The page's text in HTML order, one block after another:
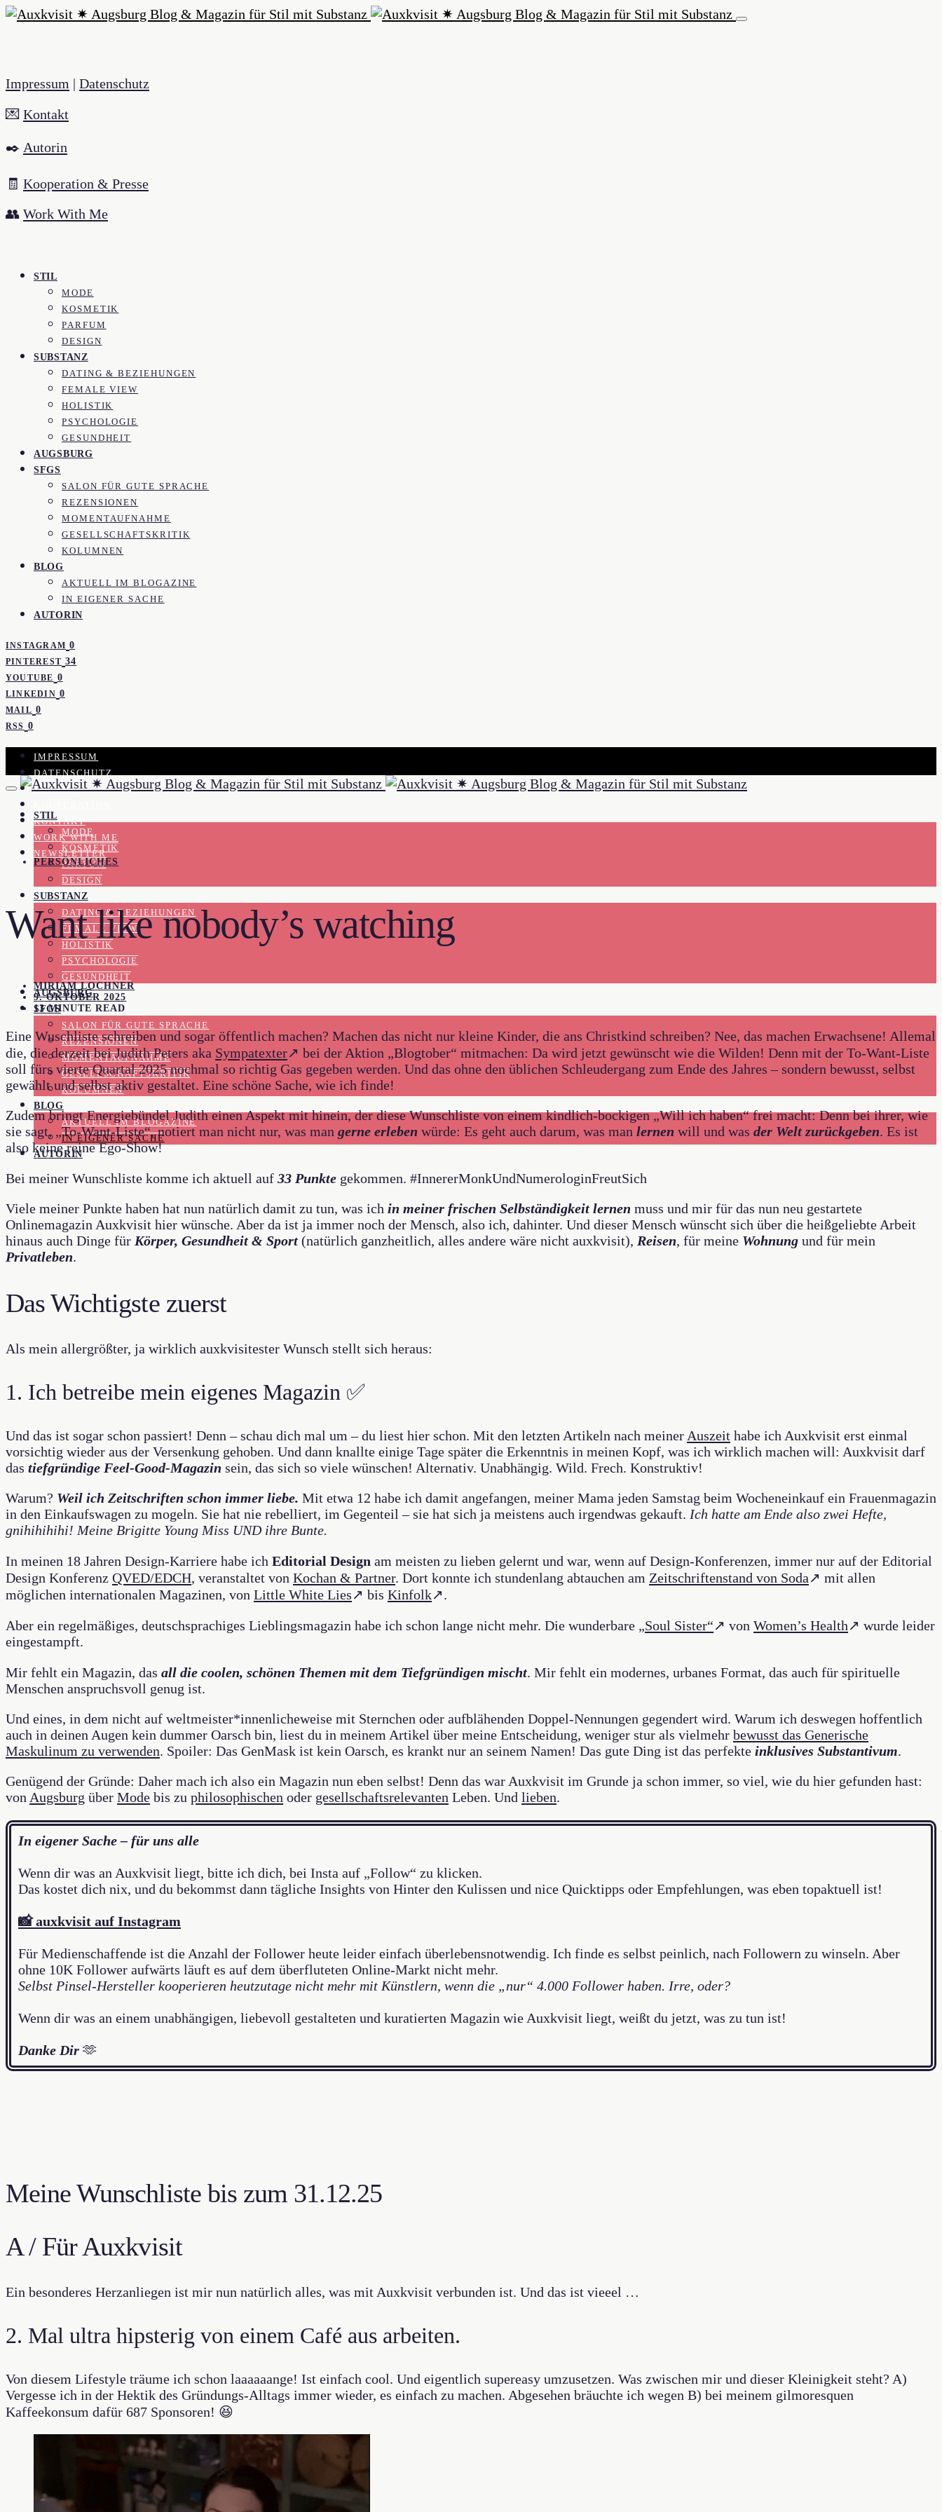
Impressum | Datenschutz
💌 Kontakt
✒️ Autorin
🧾 Kooperation & Presse
👥 Work With Me
STIL
MODE
KOSMETIK
PARFUM
DESIGN
SUBSTANZ
DATING & BEZIEHUNGEN
FEMALE VIEW
HOLISTIK
PSYCHOLOGIE
GESUNDHEIT
AUGSBURG
SFGS
SALON FÜR GUTE SPRACHE
REZENSIONEN
MOMENTAUFNAHME
GESELLSCHAFTSKRITIK
KOLUMNEN
BLOG
AKTUELL IM BLOGAZINE
IN EIGENER SACHE
AUTORIN
INSTAGRAM 0
PINTEREST 34
YOUTUBE 0
LINKEDIN 0
MAIL 0
RSS 0
IMPRESSUM
DATENSCHUTZ
PRESSE
KONTAKT
WORK WITH ME
NEWSLETTER
STIL
MODE
KOSMETIK
PARFUM
DESIGN
SUBSTANZ
DATING & BEZIEHUNGEN
FEMALE VIEW
HOLISTIK
PSYCHOLOGIE
GESUNDHEIT
AUGSBURG
SFGS
SALON FÜR GUTE SPRACHE
REZENSIONEN
MOMENTAUFNAHME
GESELLSCHAFTSKRITIK
KOLUMNEN
BLOG
AKTUELL IM BLOGAZINE
IN EIGENER SACHE
AUTORIN
PERSÖNLICHES
Want like nobody’s watching
MIRIAM LOCHNER
9. OKTOBER 2025
13 MINUTE READ
Eine Wuschliste schreiben und sogar öffentlich machen? Machen das nicht nur kleine Kinder, die ans Christkind schreiben? Nee, das machen Erwachsene! Allemal
die, die derzeit bei Judith Peters aka Sympatexter↗ bei der Aktion „Blogtober“ mitmachen: Da wird jetzt gewünscht wie die Wilden! Denn mit der To-Want-Liste
soll fürs vierte Quartal 2025 nochmal so richtig Gas gegeben werden. Und das ohne den üblichen Schleudergang zum Ende des Jahres – sondern bewusst, selbst
gewählt und selbst aktiv gestaltet. Eine schöne Sache, wie ich finde!
Zudem bringt Energiebündel Judith einen Aspekt mit hinein, der diese Wunschliste von einem kindlich-bockigen „Will ich haben“ frei macht: Denn bei ihrer, wie
sie sagt, „To-Want-Liste“, notiert man nicht nur, was man gerne erleben würde: Es geht auch darum, was man lernen will und was der Welt zurückgeben. Es ist
also keine reine Ego-Show!
Bei meiner Wunschliste komme ich aktuell auf 33 Punkte gekommen. #InnererMonkUndNumerologinFreutSich
Viele meiner Punkte haben hat nun natürlich damit zu tun, was ich in meiner frischen Selbständigkeit lernen muss und mir für das nun neu gestartete
Onlinemagazin Auxkvisit hier wünsche. Aber da ist ja immer noch der Mensch, also ich, dahinter. Und dieser Mensch wünscht sich über die heißgeliebte Arbeit
hinaus auch Dinge für Körper, Gesundheit & Sport (natürlich ganzheitlich, alles andere wäre nicht auxkvisit), Reisen, für meine Wohnung und für mein
Privatleben.
Das Wichtigste zuerst
Als mein allergrößter, ja wirklich auxkvisitester Wunsch stellt sich heraus:
1. Ich betreibe mein eigenes Magazin ✅
Und das ist sogar schon passiert! Denn – schau dich mal um – du liest hier schon. Mit den letzten Artikeln nach meiner Auszeit habe ich Auxkvisit erst einmal
vorsichtig wieder aus der Versenkung gehoben. Und dann knallte einige Tage später die Erkenntnis in meinen Kopf, was ich wirklich machen will: Auxkvisit darf
das tiefgründige Feel-Good-Magazin sein, das sich so viele wünschen! Alternativ. Unabhängig. Wild. Frech. Konstruktiv!
Warum? Weil ich Zeitschriften schon immer liebe. Mit etwa 12 habe ich damit angefangen, meiner Mama jeden Samstag beim Wocheneinkauf ein Frauenmagazin
in den Einkaufswagen zu mogeln. Sie hat nie rebelliert, im Gegenteil – sie hat sich ja meistens auch irgendwas gekauft. Ich hatte am Ende also zwei Hefte,
gnihihihihi! Meine Brigitte Young Miss UND ihre Bunte.
In meinen 18 Jahren Design-Karriere habe ich Editorial Design am meisten zu lieben gelernt und war, wenn auf Design-Konferenzen, immer nur auf der Editorial
Design Konferenz QVED/EDCH, veranstaltet von Kochan & Partner. Dort konnte ich stundenlang abtauchen am Zeitschriftenstand von Soda↗ mit allen
möglichen internationalen Magazinen, von Little White Lies↗ bis Kinfolk↗.
Aber ein regelmäßiges, deutschsprachiges Lieblingsmagazin habe ich schon lange nicht mehr. Die wunderbare „Soul Sister“↗ von Women’s Health↗ wurde leider
eingestampft.
Mir fehlt ein Magazin, das all die coolen, schönen Themen mit dem Tiefgründigen mischt. Mir fehlt ein modernes, urbanes Format, das auch für spirituelle
Menschen anspruchsvoll genug ist.
Und eines, in dem nicht auf weltmeister*innenlicheweise mit Sternchen oder aufblähenden Doppel-Nennungen gegendert wird. Warum ich deswegen hoffentlich
auch in deinen Augen kein dummer Oarsch bin, liest du in meinem Artikel über meine Entscheidung, weniger stur als vielmehr bewusst das Generische
Maskulinum zu verwenden. Spoiler: Das GenMask ist kein Oarsch, es krankt nur an seinem Namen! Das gute Ding ist das perfekte inklusives Substantivum.
Genügend der Gründe: Daher mach ich also ein Magazin nun eben selbst! Denn das war Auxkvisit im Grunde ja schon immer, so viel, wie du hier gefunden hast:
von Augsburg über Mode bis zu philosophischen oder gesellschaftsrelevanten Leben. Und lieben.
In eigener Sache – für uns alle
Wenn dir was an Auxkvisit liegt, bitte ich dich, bei Insta auf „Follow“ zu klicken.
Das kostet dich nix, und du bekommst dann tägliche Insights von Hinter den Kulissen und nice Quicktipps oder Empfehlungen, was eben topaktuell ist!
📸 auxkvisit auf Instagram
Für Medienschaffende ist die Anzahl der Follower heute leider einfach überlebensnotwendig. Ich finde es selbst peinlich, nach Followern zu winseln. Aber
ohne 10K Follower aufwärts läuft es auf dem überfluteten Online-Markt nicht mehr.
Selbst Pinsel-Hersteller kooperieren heutzutage nicht mehr mit Künstlern, wenn die „nur“ 4.000 Follower haben. Irre, oder?
Wenn dir was an einem unabhängigen, liebevoll gestalteten und kuratierten Magazin wie Auxkvisit liegt, weißt du jetzt, was zu tun ist!
Danke Dir 🫶
Meine Wunschliste bis zum 31.12.25
A / Für Auxkvisit
Ein besonderes Herzanliegen ist mir nun natürlich alles, was mit Auxkvisit verbunden ist. Und das ist vieeel …
2. Mal ultra hipsterig von einem Café aus arbeiten.
Von diesem Lifestyle träume ich schon laaaaaange! Ist einfach cool. Und eigentlich supereasy umzusetzen. Was zwischen mir und dieser Kleinigkeit steht? A)
Vergesse ich in der Hektik des Gründungs-Alltags immer wieder, es einfach zu machen. Abgesehen bräuchte ich wegen B) bei meinem gilmoresquen
Kaffeekonsum dafür 687 Sponsoren! 😆